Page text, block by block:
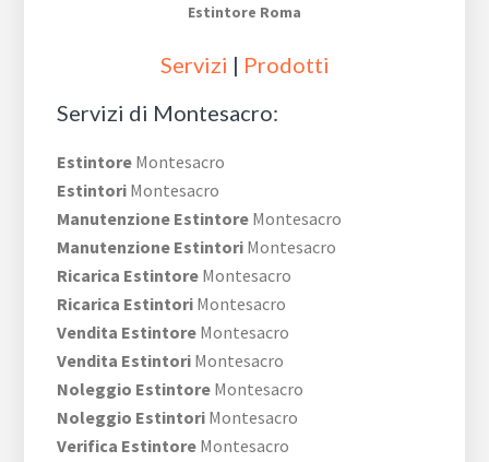
Estintore Roma
Servizi | Prodotti
Servizi di Montesacro:
Estintore Montesacro
Estintori Montesacro
Manutenzione Estintore Montesacro
Manutenzione Estintori Montesacro
Ricarica Estintore Montesacro
Ricarica Estintori Montesacro
Vendita Estintore Montesacro
Vendita Estintori Montesacro
Noleggio Estintore Montesacro
Noleggio Estintori Montesacro
Verifica Estintore Montesacro